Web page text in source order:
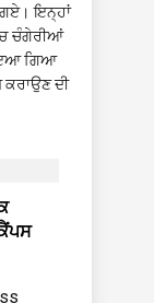
ਗਏ। ਇਨ੍ਹਾਂ
ਚੰਗੇਰੀਆਂ
ਗਿਆ
ਕਰਾਉਣ ਦੀ